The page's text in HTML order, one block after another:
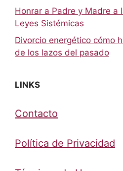
Honrar a Padre y Madre a
Leyes Sistémicas
Divorcio energético cómo
de los lazos del pasado
LINKS
Contacto
Política de Privacidad